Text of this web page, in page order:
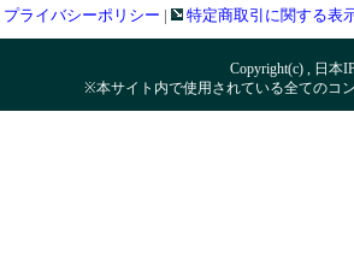
プライバシーポリシー 特定商取引に関する表
Copyright(c) , 日本
※本サイト内で使用されている全てのコ